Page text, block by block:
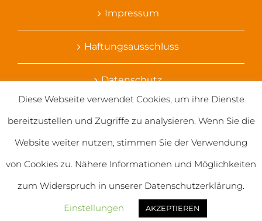
Impressum
Haftungsausschluss
Datenschutz
© 2020 Salvatorianerinnen weltweit
Diese Webseite verwendet Cookies, um ihre Dienste
bereitzustellen und Zugriffe zu analysieren. Wenn Sie die
Website weiter nutzen, stimmen Sie der Verwendung
von Cookies zu. Nähere Informationen und Möglichkeiten
zum Widerspruch in unserer Datenschutzerklärung.
Einstellungen
AKZEPTIEREN